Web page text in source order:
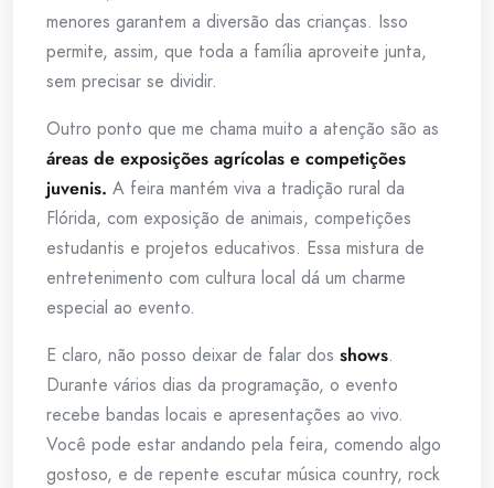
menores garantem a diversão das crianças. Isso
permite, assim, que toda a família aproveite junta,
sem precisar se dividir.
Outro ponto que me chama muito a atenção são as
áreas de exposições agrícolas e competições
juvenis. A feira mantém viva a tradição rural da
Flórida, com exposição de animais, competições
estudantis e projetos educativos. Essa mistura de
entretenimento com cultura local dá um charme
especial ao evento.
E claro, não posso deixar de falar dos shows.
Durante vários dias da programação, o evento
recebe bandas locais e apresentações ao vivo.
Você pode estar andando pela feira, comendo algo
gostoso, e de repente escutar música country, rock